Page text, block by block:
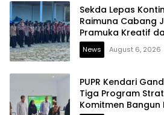
Sekda Lepas
Raimuna Cabang
Pramuka Kreatif
News August 6, 2026
PUPR Kendari
Tiga Program
Komitmen